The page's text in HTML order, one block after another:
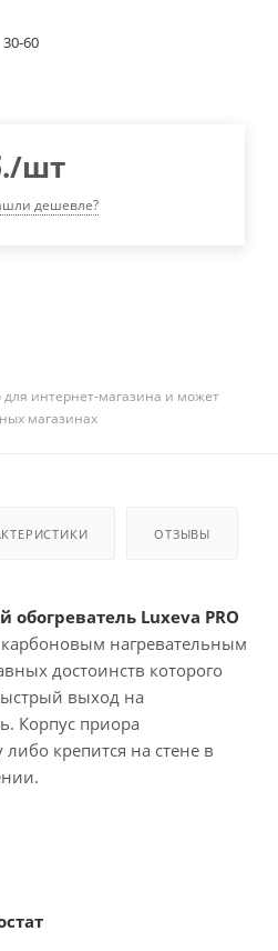
30-60
/шт
дешевле?
для интернет-магазина и может
магазинах
ОТЗЫВЫ
Luxeva PRO
нагревательным
достоинств которого
выход на
Корпус приора
крепится на стене в